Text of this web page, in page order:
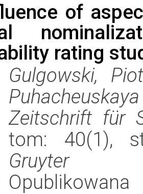
of
rating
Gulgowski,
Puhacheuskaya
Zeitschrift für
tom: 40(1),
Gruyter
Opublikowana